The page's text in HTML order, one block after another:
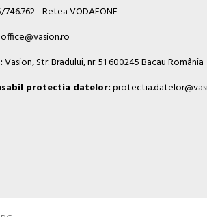
746.762 - Retea VODAFONE
office@vasion.ro
Vasion, Str. Bradului, nr. 51 600245 Bacau România
protectia datelor: